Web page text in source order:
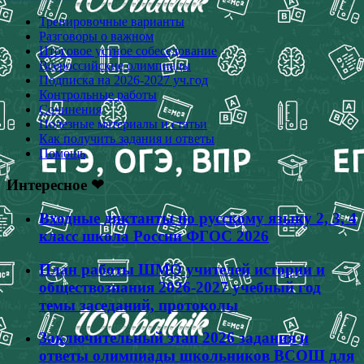
Тренировочные варианты
Разговоры о важном
Итоговое устное собеседование
Всероссийские олимпиады
Подписка на 2026-2027 уч.год
Контрольные работы
Сочинения
Полезные материалы и статьи
Как получить задания и ответы
Помощь
Интересное ❤
Входные диктанты по русскому языку 2, 3, 4
класс школа России ФГОС 2026
План работы ШМО учителей истории и
обществознания 2026-2027 учебный год
темы заседаний, протоколы
Заключительный этап 2026 задания и
ответы олимпиады школьников ВСОШ для